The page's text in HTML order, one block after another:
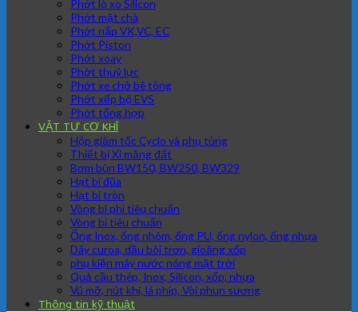
Phớt lò xo Silicon
Phớt mặt chà
Phớt nắp VK,VC, EC
Phớt Piston
Phớt xoay
Phớt thuỷ lực
Phớt xe chở bê tông
Phớt xếp bộ EVS
Phớt tổng hợp
VẬT TƯ CƠ KHÍ
Hộp giảm tốc Cyclo và phụ tùng
Thiết bị Xi măng đất
Bơm bùn BW150, BW250, BW329
Hạt bi đũa
Hạt bi tròn
Vòng bi phi tiêu chuẩn
Vòng bi tiêu chuẩn
Ống Inox, ống nhôm, ống PU, ống nylon, ống nhựa
Dây curoa, dầu bôi trơn, gioăng xốp
phụ kiện máy nước nóng mặt trời
Quả cầu thép, Inox, Silicon, xốp, nhựa
Vú mỡ, nút khí, lá phíp, Vòi phun sương
Thông tin kỹ thuật